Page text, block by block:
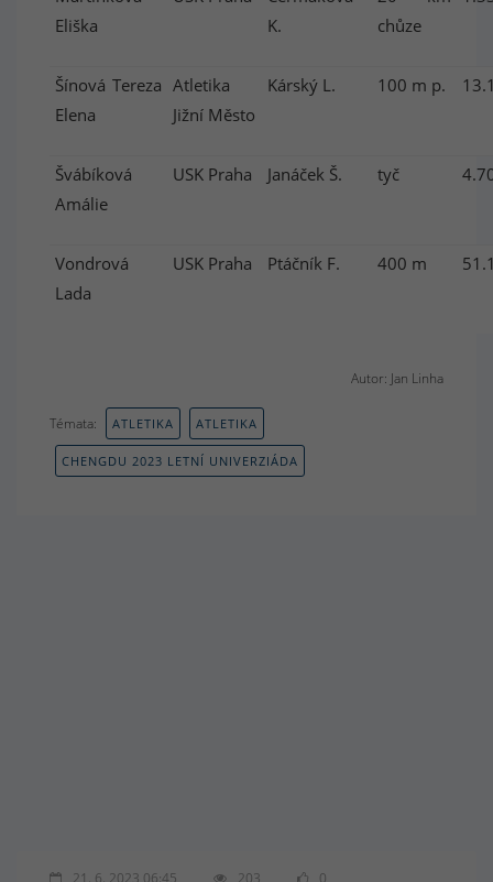
Eliška
K.
chůze
Šínová Tereza
Elena
Atletika
Jižní Město
Kárský L. 100 m p.
Švábíková
Amálie
USK Praha Janáček Š. tyč
Vondrová
Lada
USK Praha Ptáčník F. 400 m
Autor: Jan Linha
Témata: ATLETIKA ATLETIKA
CHENGDU 2023 LETNÍ UNIVERZIÁDA
21. 6. 2023 06:45 203 0